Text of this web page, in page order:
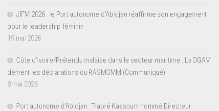
JIFM 2026 : le Port autonome d’Abidjan réaffirme son engagement
pour le leadership féminin
19 mai 2026
Côte d’Ivoire/Prétendu malaise dans le secteur maritime : La DGAM
dément les déclarations du RASMOMM (Communiqué)
8 mai 2026
Port autonome d’Abidjan : Traoré Kassoum nommé Directeur